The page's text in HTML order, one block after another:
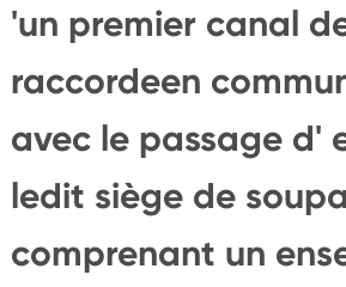
'un premier canal
raccordeen
avec le passage d'
ledit siège de
comprenant un